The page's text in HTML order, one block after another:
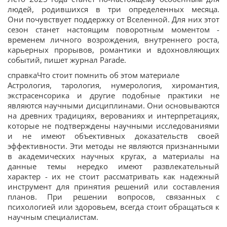
людей, родившихся в три определенных месяца.
Они почувствует поддержку от Вселенной. Для них этот
сезон станет настоящим поворотным моментом -
временем личного возрождения, внутреннего роста,
карьерных прорывов, романтики и вдохновляющих
событий, пишет журнал Parade.
справкаЧто стоит помнить об этом материале
Астрология, тарология, нумерология, хиромантия,
экстрасенсорика и другие подобные практики не
являются научными дисциплинами. Они основываются
на древних традициях, верованиях и интерпретациях,
которые не подтверждены научными исследованиями
и не имеют объективных доказательств своей
эффективности. Эти методы не являются признанными
в академических научных кругах, а материалы на
данные темы нередко имеют развлекательный
характер - их не стоит рассматривать как надежный
инструмент для принятия решений или составления
планов. При решении вопросов, связанных с
психологией или здоровьем, всегда стоит обращаться к
научным специалистам.